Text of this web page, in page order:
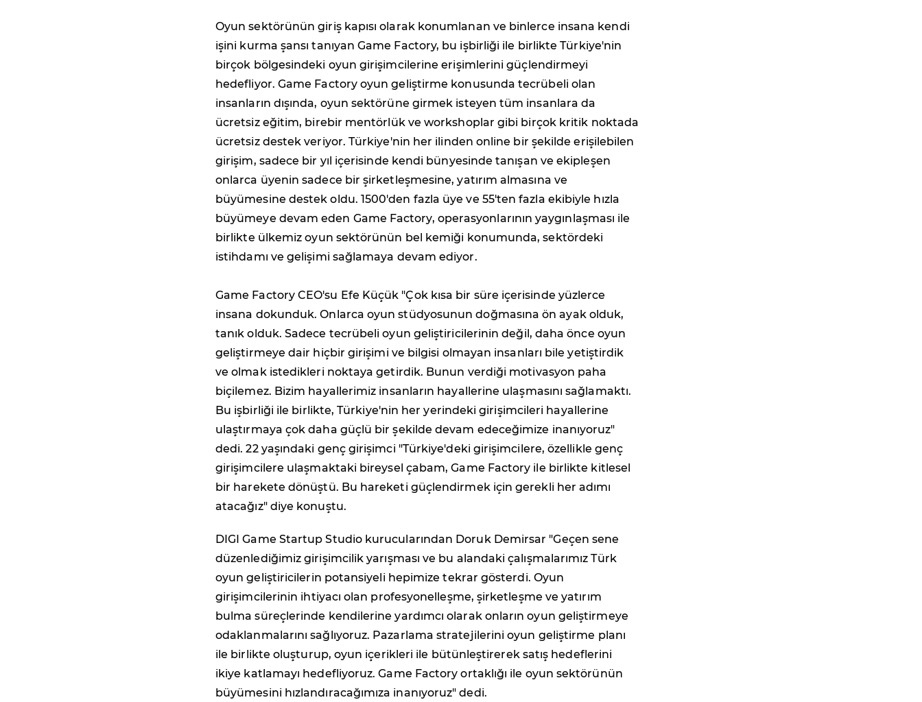
Oyun sektörünün giriş kapısı olarak konumlanan ve binlerce insana kendi
işini kurma şansı tanıyan Game Factory, bu işbirliği ile birlikte Türkiye'nin
birçok bölgesindeki oyun girişimcilerine erişimlerini güçlendirmeyi
hedefliyor. Game Factory oyun geliştirme konusunda tecrübeli olan
insanların dışında, oyun sektörüne girmek isteyen tüm insanlara da
ücretsiz eğitim, birebir mentörlük ve workshoplar gibi birçok kritik noktada
ücretsiz destek veriyor. Türkiye'nin her ilinden online bir şekilde erişilebilen
girişim, sadece bir yıl içerisinde kendi bünyesinde tanışan ve ekipleşen
onlarca üyenin sadece bir şirketleşmesine, yatırım almasına ve
büyümesine destek oldu. 1500'den fazla üye ve 55'ten fazla ekibiyle hızla
büyümeye devam eden Game Factory, operasyonlarının yaygınlaşması ile
birlikte ülkemiz oyun sektörünün bel kemiği konumunda, sektördeki
istihdamı ve gelişimi sağlamaya devam ediyor.
Game Factory CEO'su Efe Küçük "Çok kısa bir süre içerisinde yüzlerce
insana dokunduk. Onlarca oyun stüdyosunun doğmasına ön ayak olduk,
tanık olduk. Sadece tecrübeli oyun geliştiricilerinin değil, daha önce oyun
geliştirmeye dair hiçbir girişimi ve bilgisi olmayan insanları bile yetiştirdik
ve olmak istedikleri noktaya getirdik. Bunun verdiği motivasyon paha
biçilemez. Bizim hayallerimiz insanların hayallerine ulaşmasını sağlamaktı.
Bu işbirliği ile birlikte, Türkiye'nin her yerindeki girişimcileri hayallerine
ulaştırmaya çok daha güçlü bir şekilde devam edeceğimize inanıyoruz"
dedi. 22 yaşındaki genç girişimci "Türkiye'deki girişimcilere, özellikle genç
girişimcilere ulaşmaktaki bireysel çabam, Game Factory ile birlikte kitlesel
bir harekete dönüştü. Bu hareketi güçlendirmek için gerekli her adımı
atacağız" diye konuştu.
DIGI Game Startup Studio kurucularından Doruk Demirsar "Geçen sene
düzenlediğimiz girişimcilik yarışması ve bu alandaki çalışmalarımız Türk
oyun geliştiricilerin potansiyeli hepimize tekrar gösterdi. Oyun
girişimcilerinin ihtiyacı olan profesyonelleşme, şirketleşme ve yatırım
bulma süreçlerinde kendilerine yardımcı olarak onların oyun geliştirmeye
odaklanmalarını sağlıyoruz. Pazarlama stratejilerini oyun geliştirme planı
ile birlikte oluşturup, oyun içerikleri ile bütünleştirerek satış hedeflerini
ikiye katlamayı hedefliyoruz. Game Factory ortaklığı ile oyun sektörünün
büyümesini hızlandıracağımıza inanıyoruz" dedi.